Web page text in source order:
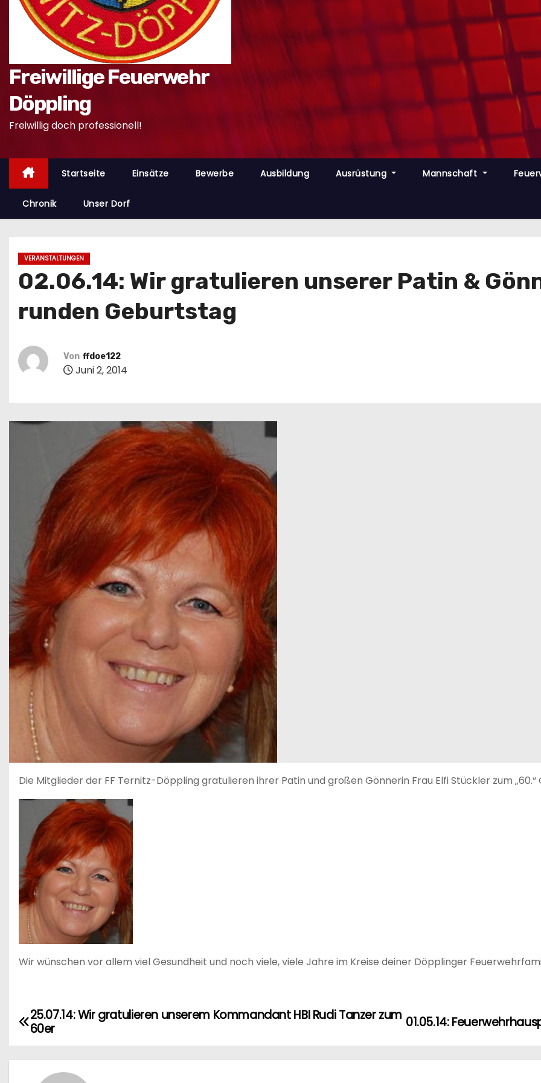
Freiwillige Feuerwehr
Döppling
Freiwillig doch professionell!
Startseite Einsätze Bewerbe Ausbildung Ausrüstung Mannschaft
Chronik Unser Dorf
VERANSTALTUNGEN
02.06.14: Wir gratulieren unserer Patin &
runden Geburtstag
Von ffdoe122
Juni 2, 2014
Die Mitglieder der FF Ternitz-Döppling gratulieren ihrer Patin und großen Gönnerin Frau Elfi Stückler zum
Wir wünschen vor allem viel Gesundheit und noch viele, viele Jahre im Kreise deiner Döpplinger
B
01.05.14:
25.07.14: Wir gratulieren unserem Kommandant HBI Rudi Tanzer zum
60er